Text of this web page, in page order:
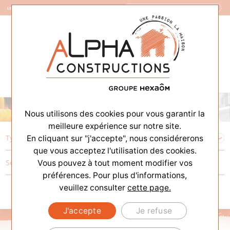
Nous utilisons des cookies pour vous garantir la
meilleure expérience sur notre site.
En cliquant sur "j'accepte", nous considérerons
que vous acceptez l'utilisation des cookies.
Vous pouvez à tout moment modifier vos
préférences. Pour plus d'informations,
veuillez consulter cette page.
J'accepte Je refuse